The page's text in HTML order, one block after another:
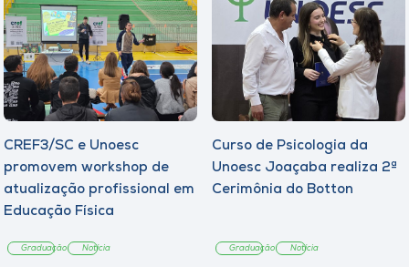
CREF3/SC e Unoesc
promovem workshop de
atualização profissional em
Educação Física
Graduação Notícia
Curso de Psicologia da
Unoesc Joaçaba realiza 2ª
Cerimônia do Botton
Graduação Notícia